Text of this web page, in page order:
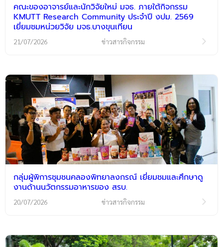
คณะของอาจารย์และนักวิจัยใหม่ มจธ. ภายใต้กิจกรรม
KMUTT Research Community ประจำปี งปม. 2569
เยี่ยมชมหน่วยวิจัย มจธ.บางขุนเทียน
21/07/2026 ข่าวสารกิจกรรม
กลุ่มผู้พิการชุมชนคลองพิทยาลงกรณ์ เยี่ยมชมและศึกษาดู
งานด้านนวัตกรรมอาหารของ สรบ.
20/07/2026 ข่าวสารกิจกรรม